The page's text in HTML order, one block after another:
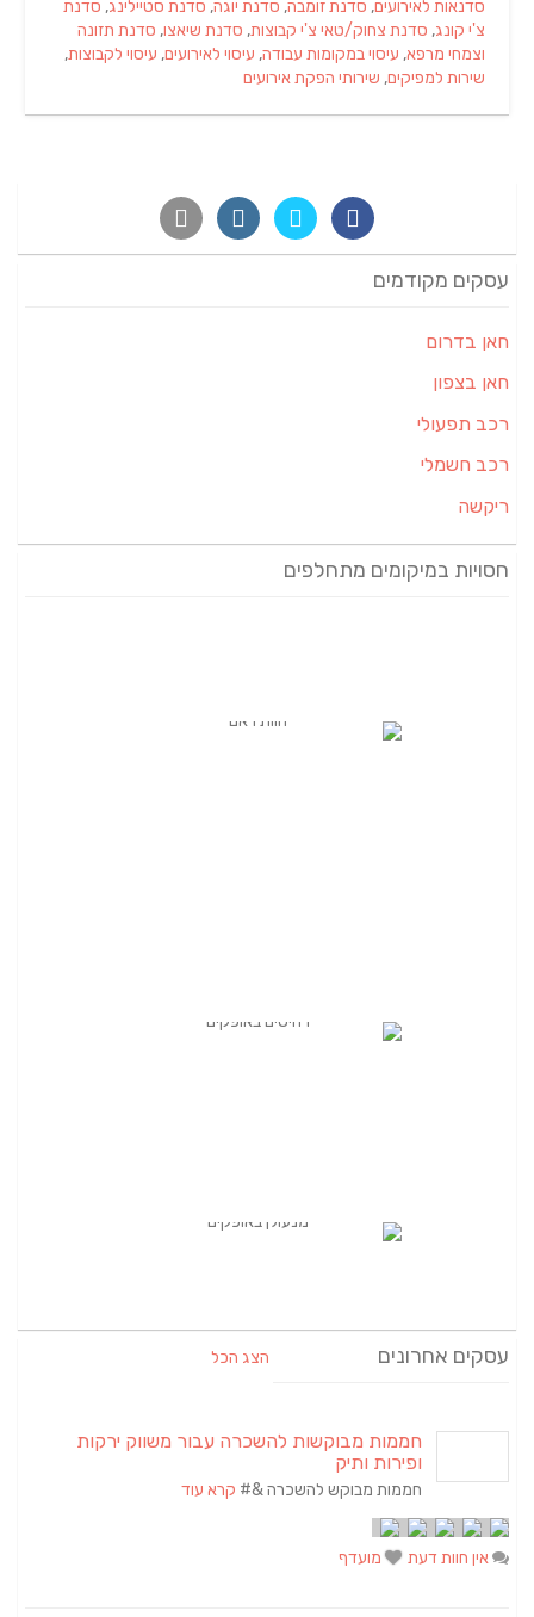
סדנאות לאירועים, סדנת זומבה, סדנת יוגה, סדנת סטיילינג, סדנת
צ'י קונג, סדנת צחוק/טאי צ'י קבוצות, סדנת שיאצו, סדנת תזונה
וצמחי מרפא, עיסוי במקומות עבודה, עיסוי לאירועים, עיסוי לקבוצות,
שירות למפיקים, שירותי הפקת אירועים
עסקים מקודמים
חאן בדרום
חאן בצפון
רכב תפעולי
רכב חשמלי
ריקשה
חסויות במיקומים מתחלפים
עסקים אחרונים הצג הכל
חממות מבוקשות להשכרה עבור משווק ירקות
ופירות ותיק
חממות מבוקש להשכרה &# קרא עוד
אין חוות דעת מועדף